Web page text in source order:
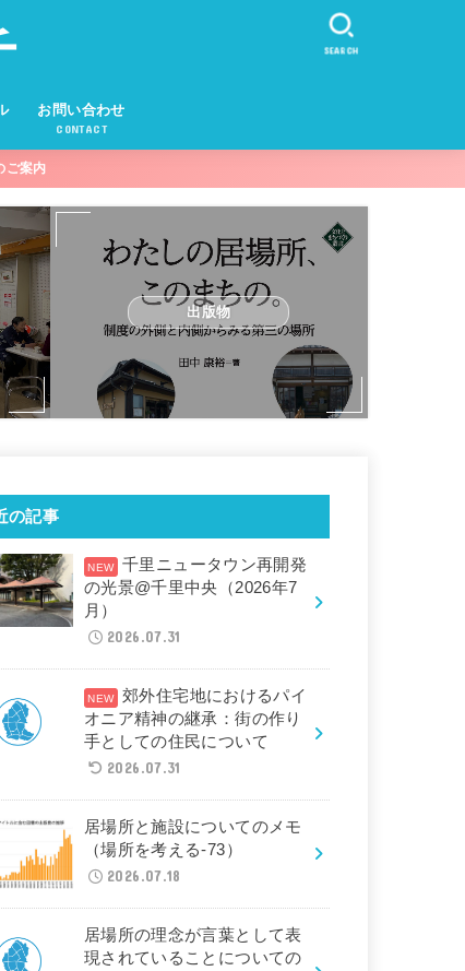
お問い合わせ
CONTACT
SEARCH
ご案内
出版物
の記事
千里ニュータウン再開発
の光景@千里中央（2026年7
月）
2026.07.31
郊外住宅地におけるパイ
オニア精神の継承：街の作り
手としての住民について
2026.07.31
居場所と施設についてのメモ
（場所を考える-73）
2026.07.18
居場所の理念が言葉として表
現されていることについての